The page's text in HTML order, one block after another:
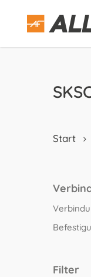
content
Start
Filter